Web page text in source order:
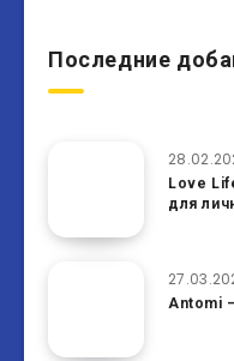
Последние
Love
для
Antomi